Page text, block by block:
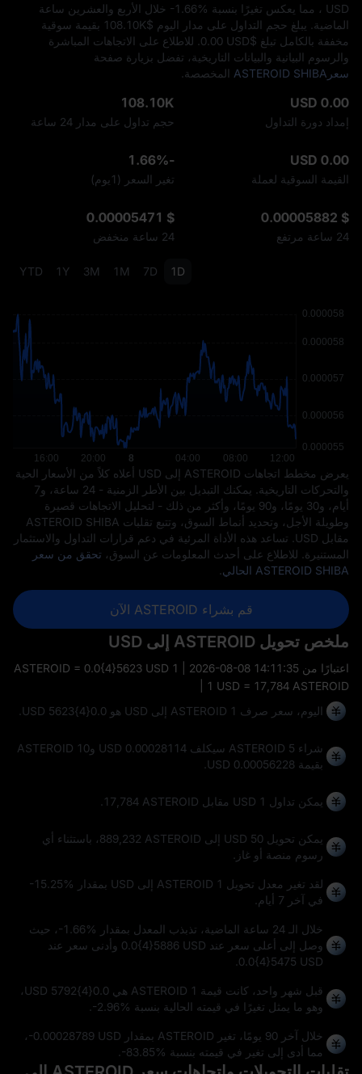
USD ، مما يعكس تغيرًا بنسبة
-1.66% خلال الأربع والعشرين ساعة
الماضية. يبلغ حجم التداول على مدار اليوم $‎108.10K بقيمة سوقية
مخففة بالكامل تبلغ $‎0.00 USD. للاطلاع على الاتجاهات المباشرة
والرسوم البيانية والبيانات التاريخية، تفضل بزيارة صفحة
سعرASTEROID SHIBA
المخصصة.
0.00 USD
إمداد دورة التداول
108.10K
حجم تداول على مدار 24 ساعة
0.00 USD
القيمة السوقية لعملة
-1.66%
تغير السعر (1يوم)
$ 0.00005882
24 ساعة مرتفع
$ 0.00005471
24 ساعة منخفض
1D
7D
1M
3M
1Y
YTD
يعرض مخطط اتجاهات ASTEROID إلى USD أعلاه كلاً من الأسعار الحية
والتحركات التاريخية. يمكنك التبديل بين الأطر الزمنية - 24 ساعة، و7
أيام، و30 يومًا، و90 يومًا، وأكثر من ذلك - لتحليل الاتجاهات قصيرة
وطويلة الأجل، وتحديد أنماط السوق، وتتبع تقلبات ASTEROID SHIBA
مقابل USD. تساعد هذه الأداة المرئية في دعم قرارات التداول والاستثمار
المستنيرة. للاطلاع على أحدث المعلومات عن السوق، تحقق من سعر
ASTEROID SHIBA الحالي
.
قم بشراء ASTEROID الآن
ملخص تحويل ASTEROID إلى USD
اعتبارًا من 2026-08-08 14:11:35
| 1 ASTEROID = 0.0{4}5623 USD
| 1 USD = 17,784 ASTEROID
اليوم، سعر صرف 1 ASTEROID إلى USD هو 0.0{4}5623 USD.
شراء 5 ASTEROID سيكلف 0.00028114 USD و10 ASTEROID
بقيمة 0.00056228 USD.
يمكن تداول 1 USD مقابل 17,784 ASTEROID
.
يمكن تحويل 50 USD إلى 889,232 ASTEROID، باستثناء أي
رسوم منصة أو غاز.
لقد تغير معدل تحويل 1 ASTEROID إلى USD بمقدار
-15.25%
في آخر 7 أيام.
خلال الـ 24 ساعة الماضية، تذبذب المعدل بمقدار -1.66%، حيث
وصل إلى أعلى سعر عند 0.0{4}5886 USD وأدنى سعر عند
0.0{4}5475 USD
.
قبل شهر واحد، كانت قيمة 1 ASTEROID هي 0.0{4}5792 USD،
وهو ما يمثل تغيرًا في قيمته الحالية بنسبة -2.96%
.
خلال آخر 90 يومًا، تغير ASTEROID بمقدار -0.00028789 USD،
مما أدى إلى تغير في قيمته بنسبة -83.85%
.